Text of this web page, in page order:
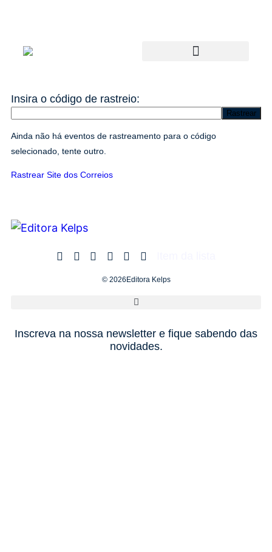
Insira o código de rastreio:
Rastrear
Ainda não há eventos de rastreamento para o código
selecionado, tente outro.
Rastrear Site dos Correios
© 2026Editora Kelps
Inscreva na nossa newsletter e fique sabendo das
novidades.